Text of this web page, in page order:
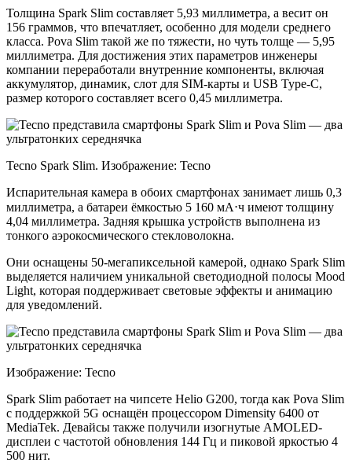
Толщина Spark Slim составляет 5,93 миллиметра, а весит он
156 граммов, что впечатляет, особенно для модели среднего
класса. Pova Slim такой же по тяжести, но чуть толще — 5,95
миллиметра. Для достижения этих параметров инженеры
компании переработали внутренние компоненты, включая
аккумулятор, динамик, слот для SIM-карты и USB Type‑C,
размер которого составляет всего 0,45 миллиметра.
Tecno Spark Slim. Изображение: Tecno
Испарительная камера в обоих смартфонах занимает лишь 0,3
миллиметра, а батареи ёмкостью 5 160 мА⋅ч имеют толщину
4,04 миллиметра. Задняя крышка устройств выполнена из
тонкого аэрокосмического стекловолокна.
Они оснащены 50-мегапиксельной камерой, однако Spark Slim
выделяется наличием уникальной светодиодной полосы Mood
Light, которая поддерживает световые эффекты и анимацию
для уведомлений.
Изображение: Tecno
Spark Slim работает на чипсете Helio G200, тогда как Pova Slim
с поддержкой 5G оснащён процессором Dimensity 6400 от
MediaTek. Девайсы также получили изогнутые AMOLED-
дисплеи с частотой обновления 144 Гц и пиковой яркостью 4
500 нит.